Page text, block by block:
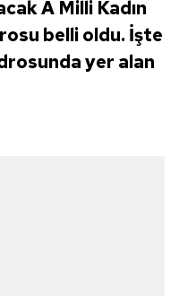
A Milli Kadın
belli oldu. İşte
yer alan